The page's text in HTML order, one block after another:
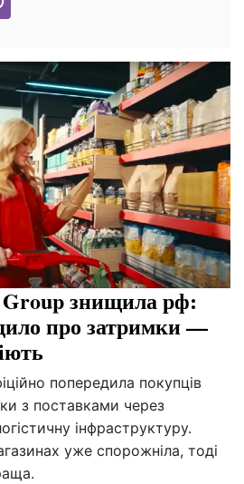
Group знищила рф:
про затримки —
попередила покупців
з поставками через
інфраструктуру.
уже спорожніла, тоді